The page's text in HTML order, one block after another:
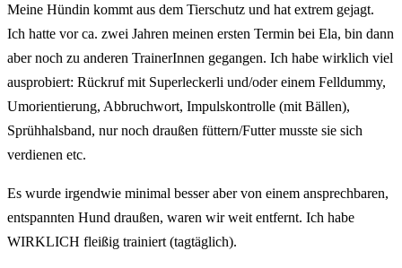
Meine Hündin kommt aus dem Tierschutz und hat extrem gejagt.
Ich hatte vor ca. zwei Jahren meinen ersten Termin bei Ela, bin dann
aber noch zu anderen TrainerInnen gegangen. Ich habe wirklich viel
ausprobiert: Rückruf mit Superleckerli und/oder einem Felldummy,
Umorientierung, Abbruchwort, Impulskontrolle (mit Bällen),
Sprühhalsband, nur noch draußen füttern/Futter musste sie sich
verdienen etc.
Es wurde irgendwie minimal besser aber von einem ansprechbaren,
entspannten Hund draußen, waren wir weit entfernt. Ich habe
WIRKLICH fleißig trainiert (tagtäglich).